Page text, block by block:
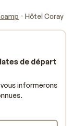
Hôtel Coray
de départ
informerons